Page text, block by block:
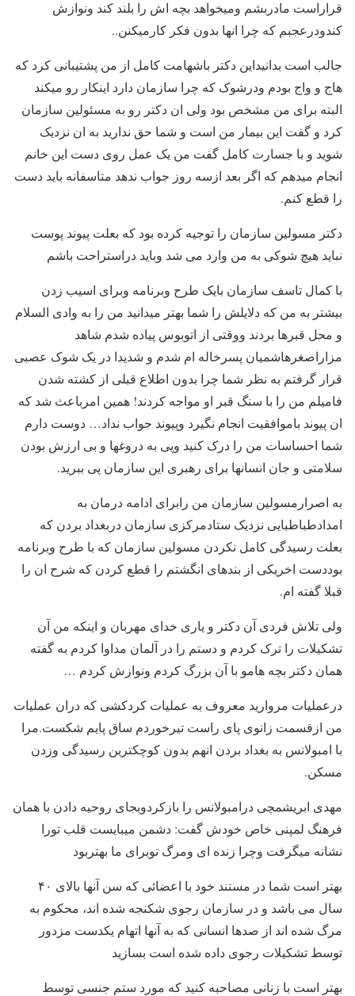
قراراست مادربشم ومیخواهد بچه اش را بلند کند ونوازش
کندودرعجبم که چرا انها بدون فکر کارمیکنن..
جالب است بدانیداین دکتر باشهامت کامل از من پشتیبانی کرد که
هاج و واج بودم ودرشوک که چرا سازمان دارد اینکار رو میکند
البته برای من مشخص بود ولی ان دکتر رو به مسئولین سازمان
کرد و گفت این بیمار من است و شما حق ندارید به ان نزدیک
شوید و با جسارت کامل گفت من یک عمل روی دست این خانم
انجام میدهم که اگر بعد ازسه روز جواب ندهد متاسفانه باید دست
را قطع کنم.
دکتر مسولین سازمان را توجیه کرده بود که بعلت پیوند پوست
نباید هیچ شوکی به من وارد می شد وباید دراستراحت باشم
با کمال تاسف سازمان بایک طرح وبرنامه وبرای اسیب زدن
بیشتر به من که دلایلش را شما بهتر میدانید من را به وادی السلام
و محل قبرها بردند ووقتی از اتوبوس پیاده شدم شاهد
مزاراصغرهاشمیان پسرخاله ام شدم و شدیدا در یک شوک عصبی
قرار گرفتم به نظر شما چرا بدون اطلاع قبلی از کشته شدن
فامیلم من را با سنگ قبر او مواجه کردند! همین امرباعث شد که
ان پیوند باموافقیت انجام نگیرد وپیوند جواب نداد… دوست دارم
شما احساسات من را درک کنید وپی به دروغها و بی ارزش بودن
سلامتی و جان انسانها برای رهبری این سازمان پی ببرید.
به اصرارمسولین سازمان من رابرای ادامه درمان به
امدادطباطبایی نزدیک ستادمرکزی سازمان دربغداد بردن که
بعلت رسیدگی کامل نکردن مسولین سازمان که با طرح وبرنامه
بوددست اخریکی از بندهای انگشتم را قطع کردن که شرح ان را
قبلا گفته ام.
ولی تلاش فردی آن دکتر و یاری خدای مهربان و اینکه من آن
تشکیلات را ترک کردم و دستم را در آلمان مداوا کردم به گفته
همان دکتر بچه هامو با آن بزرگ کردم ونوازش کردم …
درعملیات مروارید معروف به عملیات کردکشی که دران عملیات
من ازقسمت زانوی پای راست تیرخوردم ساق پایم شکست.مرا
با امبولانس به بغداد بردن انهم بدون کوچکترین رسیدگی وزدن
مسکن.
مهدی ابریشمچی درامبولانس را بازکردوبجای روحیه دادن با همان
فرهنگ لمپنی خاص خودش گفت: دشمن میبایست قلب تورا
نشانه میگرفت وچرا زنده ای ومرگ توبرای ما بهتربود
بهتر است شما در مستند خود با اعضائی که سن آنها بالای ۴۰
سال می باشد و در سازمان رجوی شکنجه شده اند، محکوم به
مرگ شده اند از صدها انسانی که به آنها اتهام یکدست مزدور
توسط تشکیلات رجوی داده شده است بسازید
بهتر است با زنانی مصاحبه کنید که مورد ستم جنسی توسط